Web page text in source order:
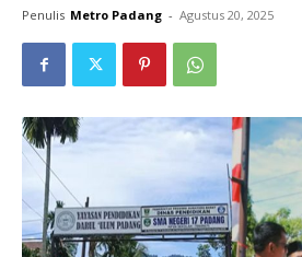
Penulis Metro Padang - Agustus 20, 2025